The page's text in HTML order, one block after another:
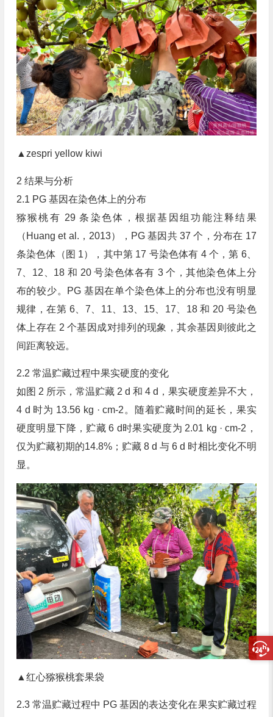
▲zespri yellow kiwi
2 结果与分析
2.1 PG 基因在染色体上的分布
猕猴桃有 29 条染色体，根据基因组功能注释结果
（Huang et al.，2013），PG 基因共 37 个，分布在 17
条染色体（图 1），其中第 17 号染色体有 4 个，第 6、
7、12、18 和 20 号染色体各有 3 个，其他染色体上分
布的较少。PG 基因在单个染色体上的分布也没有明显
规律，在第 6、7、11、13、15、17、18 和 20 号染色
体上存在 2 个基因成对排列的现象，其余基因则彼此之
间距离较远。
2.2 常温贮藏过程中果实硬度的变化
如图 2 所示，常温贮藏 2 d 和 4 d，果实硬度差异不大，
4 d 时为 13.56 kg · cm-2。随着贮藏时间的延长，果实
硬度明显下降，贮藏 6 d时果实硬度为 2.01 kg · cm-2，
仅为贮藏初期的14.8%；贮藏 8 d 与 6 d 时相比变化不明
显。
▲红心猕猴桃套果袋
2.3 常温贮藏过程中 PG 基因的表达变化在果实贮藏过程